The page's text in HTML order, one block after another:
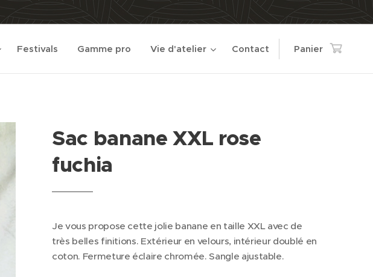
Festivals Gamme pro Vie d'atelier Contact Panier
Sac banane XXL rose
fuchia
Je vous propose cette jolie banane en taille XXL avec de
très belles finitions. Extérieur en velours, intérieur doublé en
coton. Fermeture éclaire chromée. Sangle ajustable.